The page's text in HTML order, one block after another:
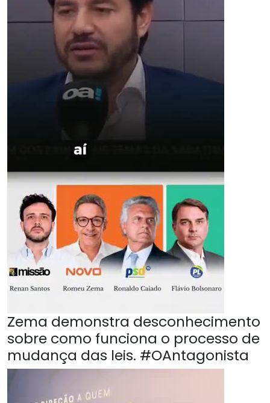
Zema demonstra desconhecimento
sobre como funciona o processo de
mudança das leis. #OAntagonista